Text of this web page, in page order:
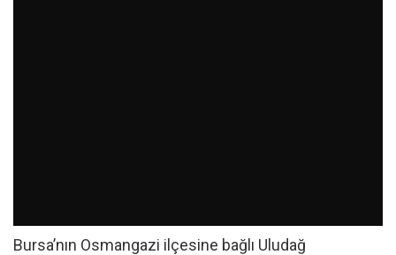
Bursa’nın Osmangazi ilçesine bağlı Uludağ